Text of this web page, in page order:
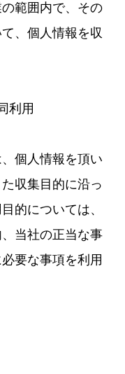
範囲内で、その
、個人情報を収
利用
個人情報を頂い
収集目的に沿っ
的については、
当社の正当な事
要な事項を利用